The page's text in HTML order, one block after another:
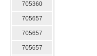
705360
705657
705657
705657